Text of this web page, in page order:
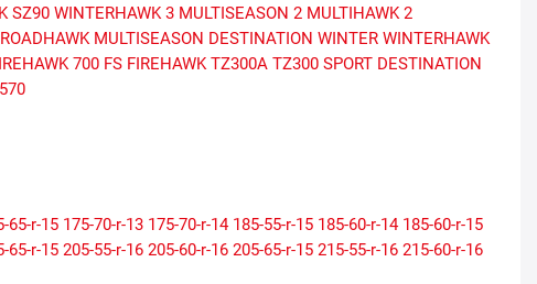
SZ90 WINTERHAWK 3 MULTISEASON 2 MULTIHAWK 2
ROADHAWK MULTISEASON DESTINATION WINTER WINTERHAWK
700 FS FIREHAWK TZ300A TZ300 SPORT DESTINATION
65-r-15 175-70-r-13 175-70-r-14 185-55-r-15 185-60-r-14 185-60-r-15
65-r-15 205-55-r-16 205-60-r-16 205-65-r-15 215-55-r-16 215-60-r-16